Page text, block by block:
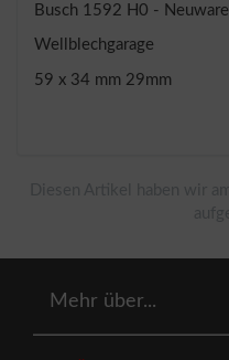
Busch 1592 H0 - Neuware
Wellblechgarage
59 x 34 mm 29mm
Mehr über...